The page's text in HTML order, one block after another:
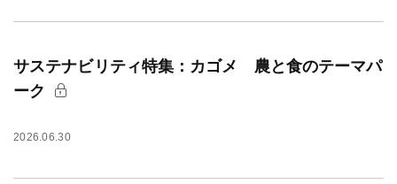
サステナビリティ特集：カゴメ 農と食のテーマパ
ーク
2026.06.30